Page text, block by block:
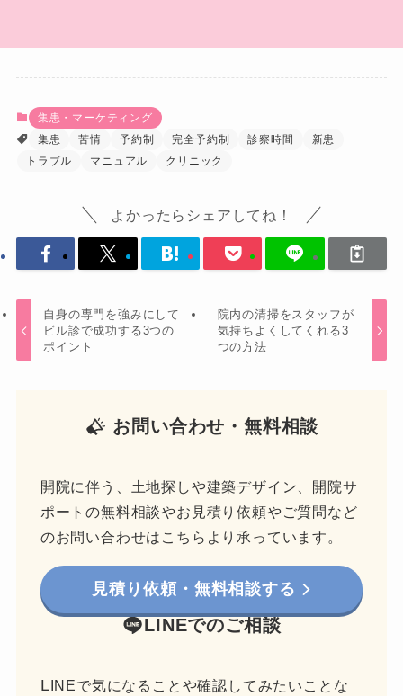
集患・マーケティング
集患
苦情 予約制 完全予約制 診察時間
新患
トラブル
マニュアル クリニック
よかったらシェアしてね！
自身の専門を強みにして
ビル診で成功する3つの
ポイント
院内の清掃をスタッフが
気持ちよくしてくれる3
つの方法
お問い合わせ・無料相談
開院に伴う、土地探しや建築デザイン、開院サ
ポートの無料相談やお見積り依頼やご質問など
のお問い合わせはこちらより承っています。
見積り依頼・無料相談する
LINEでのご相談
LINEで気になることや確認してみたいことな